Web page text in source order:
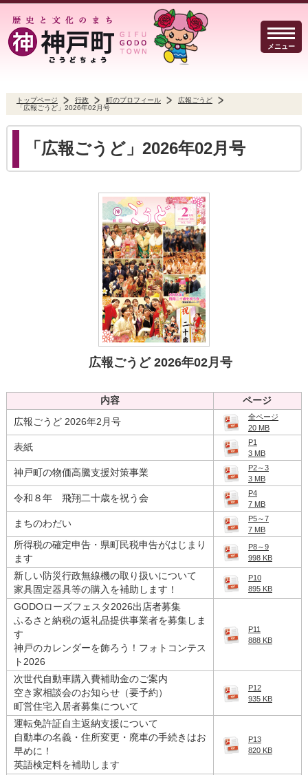
メニュー
行政
0584-27-3111
トップページ 行政 町のプロフィール
広報ごうど
「広報ごうど」2026年02月号
「広報ごうど」2026年02月号
広報ごうど 2026年02月号
内容 ページ
広報ごうど 2026年2月号
全ページ
20 MB
表紙
P1
3 MB
神戸町の物価高騰支援対策事業
P2～3
3 MB
令和８年 飛翔二十歳を祝う会
P4
7 MB
まちのわだい
P5～7
7 MB
所得税の確定申告・県町民税申告がはじまり
ます
P8～9
998 KB
新しい防災行政無線機の取り扱いについて
家具固定器具等の購入を補助します！
P10
895 KB
GODOローズフェスタ2026出店者募集
ふるさと納税の返礼品提供事業者を募集しま
す
神戸のカレンダーを飾ろう！フォトコンテス
ト2026
P11
888 KB
次世代自動車購入費補助金のご案内
空き家相談会のお知らせ（要予約）
町営住宅入居者募集について
P12
935 KB
運転免許証自主返納支援について
自動車の名義・住所変更・廃車の手続きはお
早めに！
英語検定料を補助します
P13
820 KB